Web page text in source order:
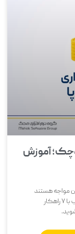
آموزش
مواجه هستند
مدیریت مالی و امور حسابداری است. در این مطلب با 7 راهکار